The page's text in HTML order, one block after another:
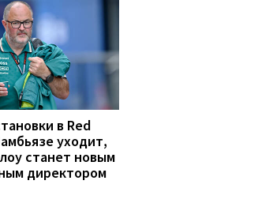
в Red
уходит,
станет новым
директором